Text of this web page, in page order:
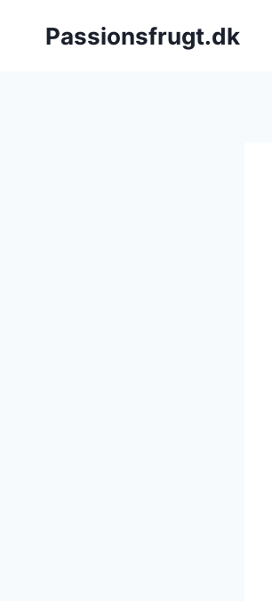
Passionsfrugt.dk